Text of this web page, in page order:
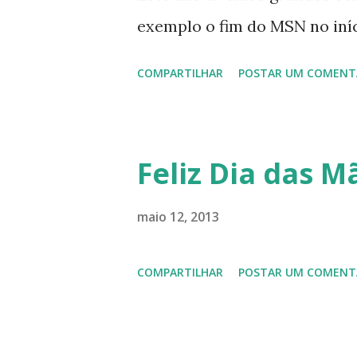
exemplo o fim do MSN no
Latinoware, a Microsoft
lançamento do Windows 8 e
em 2013 possamos estar
COMPARTILHAR POSTAR UM
Feliz Dia das
maio 12, 2013
COMPARTILHAR POSTAR UM